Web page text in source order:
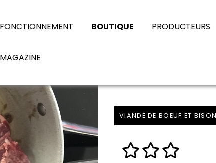
FONCTIONNEMENT BOUTIQUE PRODUCTEURS
MAGAZINE
VIANDE DE BOEUF ET BISON